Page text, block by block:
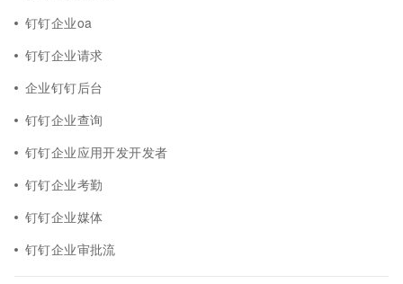
钉钉企业oa
钉钉企业请求
企业钉钉后台
钉钉企业查询
钉钉企业应用开发开发者
钉钉企业考勤
钉钉企业媒体
钉钉企业审批流